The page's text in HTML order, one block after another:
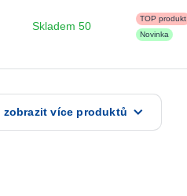
Skladem 50
TOP produkt
Novinka
zobrazit více produktů